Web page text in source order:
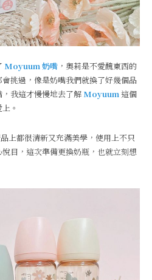
Moyuum 奶嘴 ，奧莉是不愛醜東西的
挑過，像是奶嘴我們就換了好幾個品
我這才慢慢地去了解Moyuum 這個
。
上都很清新又充滿美學，使用上不只
目，這次準備更換奶瓶，也就立刻想